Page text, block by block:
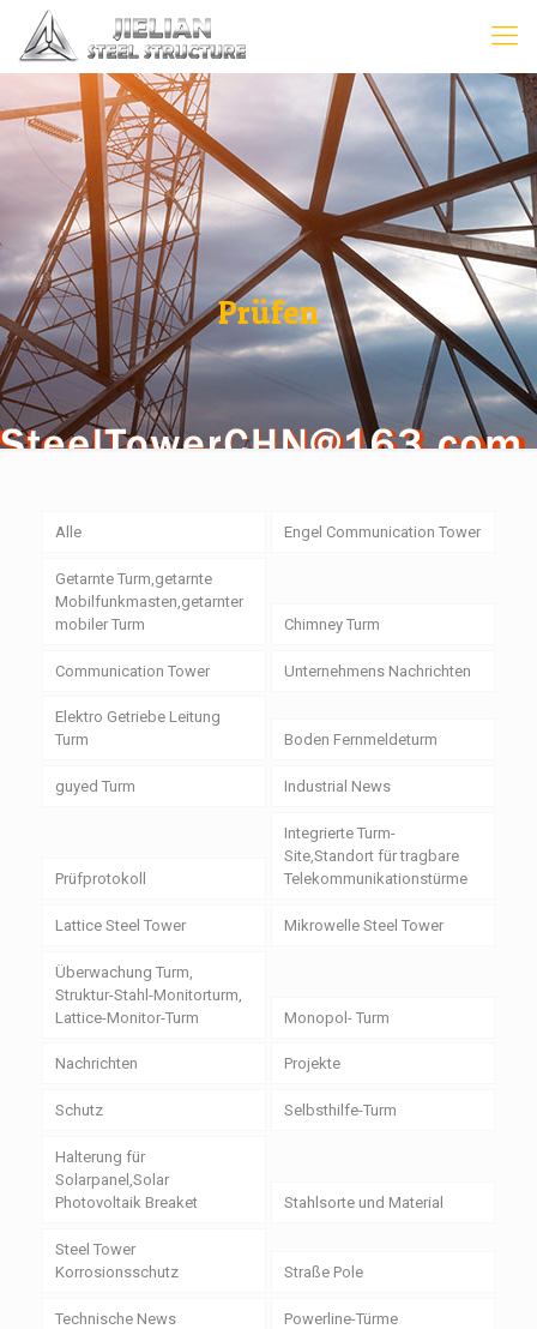
Prüfen
Alle Engel Communication Tower
Getarnte Turm,getarnte
Mobilfunkmasten,getarnter
mobiler Turm
Chimney Turm
Communication Tower Unternehmens Nachrichten
Elektro Getriebe Leitung
Turm
Boden Fernmeldeturm
guyed Turm Industrial News
Prüfprotokoll
Integrierte Turm-
Site,Standort für tragbare
Telekommunikationstürme
Lattice Steel Tower Mikrowelle Steel Tower
Überwachung Turm,
Struktur-Stahl-Monitorturm,
Lattice-Monitor-Turm
Monopol- Turm
Nachrichten Projekte
Schutz Selbsthilfe-Turm
Halterung für
Solarpanel,Solar
Photovoltaik Breaket
Stahlsorte und Material
Steel Tower
Korrosionsschutz
Straße Pole
Technische News Powerline-Türme